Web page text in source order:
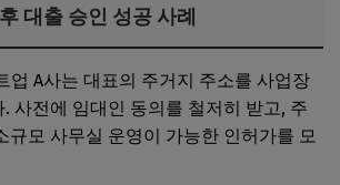
대출 승인 성공 사례
업 A사는 대표의 주거지 주소를 사업장
사전에 임대인 동의를 철저히 받고, 주
규모 사무실 운영이 가능한 인허가를 모